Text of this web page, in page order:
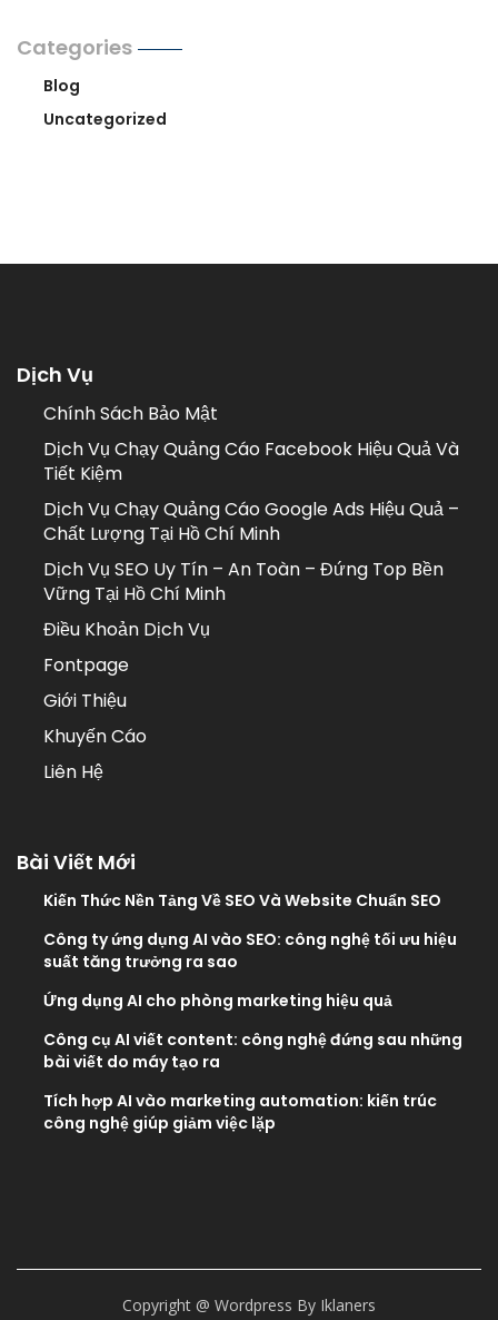
Categories
Blog
Uncategorized
Dịch Vụ
Chính Sách Bảo Mật
Dịch Vụ Chạy Quảng Cáo Facebook Hiệu Quả Và
Tiết Kiệm
Dịch Vụ Chạy Quảng Cáo Google Ads Hiệu Quả –
Chất Lượng Tại Hồ Chí Minh
Dịch Vụ SEO Uy Tín – An Toàn – Đứng Top Bền
Vững Tại Hồ Chí Minh
Điều Khoản Dịch Vụ
Fontpage
Giới Thiệu
Khuyến Cáo
Liên Hệ
Bài Viết Mới
Kiến Thức Nền Tảng Về SEO Và Website Chuẩn SEO
Công ty ứng dụng AI vào SEO: công nghệ tối ưu hiệu
suất tăng trưởng ra sao
Ứng dụng AI cho phòng marketing hiệu quả
Công cụ AI viết content: công nghệ đứng sau những
bài viết do máy tạo ra
Tích hợp AI vào marketing automation: kiến trúc
công nghệ giúp giảm việc lặp
Copyright @ Wordpress By Iklaners